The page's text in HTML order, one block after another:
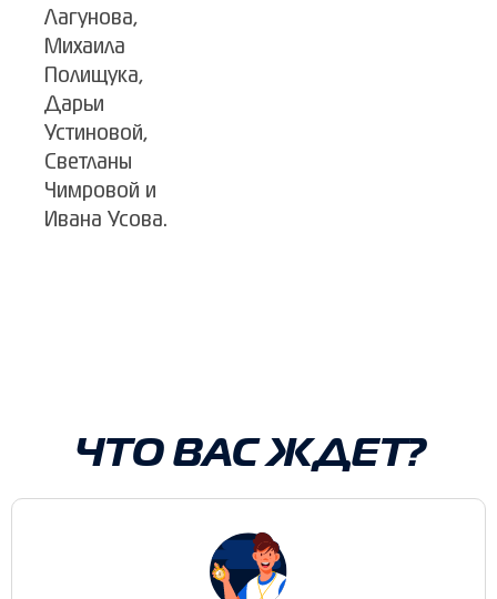
Лагунова,
Михаила
Полищука,
Дарьи
Устиновой,
Светланы
Чимровой и
Ивана Усова.
ЧТО ВАС ЖДЕТ?